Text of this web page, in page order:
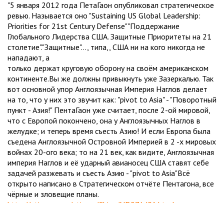
"5 января 2012 года ПетаГаон опубликовал стратегическое
ревью. Называется оно "Sustaining US Global Leadership:
Priorities for 21st Century Defense""Поддержание
Глобального Лидерства США. Защитные Приоритеты на 21
столетие"."Защитные"..., типа,, США ни на кого никогда не
нападают, а
только держат круговую оборону на своём американском
континенте.Вы же должны привыкнуть уже Зазеркалью. Так
вот основной упор Англоязычная Империя Наглов делает
на то, что у них это звучит как: "pivot to Asia" - "Поворотный
пункт - Азия!" ПентаГаон уже считает, после 2-ой мировой,
что с Европой покончено, она у Англоязычных Наглов в
желудке; и теперь время съесть Азию! И если Европа была
съедена Англоязычной Островной Империей в 2 -х мировых
войнах 20-ого века; то на 21 век, как видите, Англоязычная
империя Наглов и её ударный авианосец США ставят себе
задачей разжевать и съесть Азию - "pivot to Asia"Всё
открыто написано в Стратегическом отчёте Пентагона, все
чёрные и зловещие планы.